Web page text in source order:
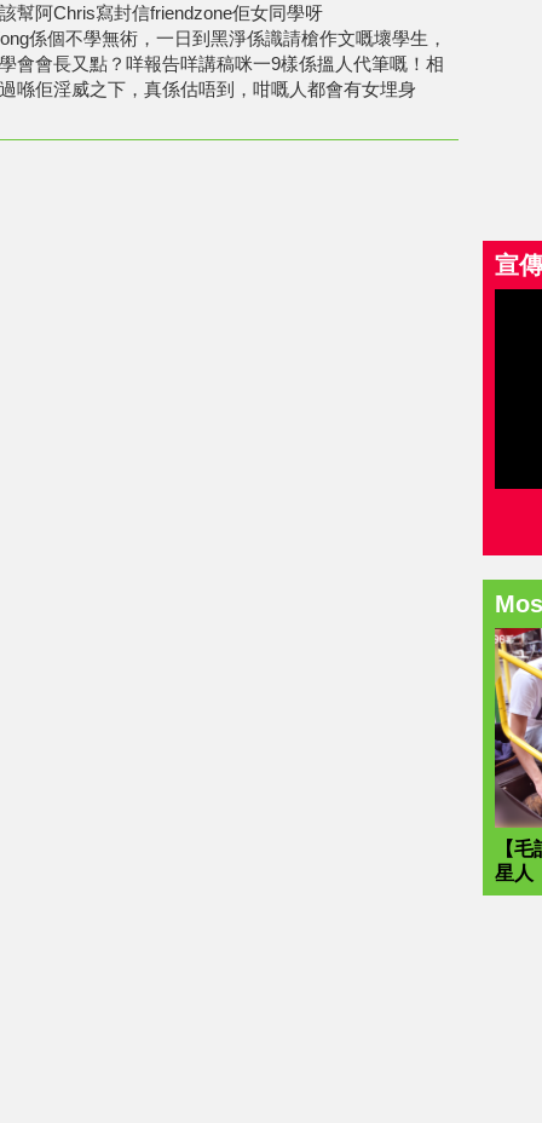
幫阿Chris寫封信friendzone佢女同學呀
係個不學無術，一日到黑淨係識請槍作文嘅壞學生，
會會長又點？咩報告咩講稿咪一9樣係搵人代筆嘅！相
喺佢淫威之下，真係估唔到，咁嘅人都會有女埋身
宣
【
星人